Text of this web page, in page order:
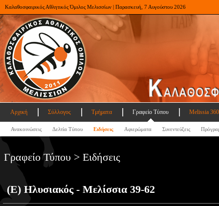
Καλαθοσφαιρικός Αθλητικός Όμιλος Μελισσίων | Παρασκευή, 7 Αυγούστου 2026
Αρχική Σύλλογος Τμήματα Γραφείο Τύπου Melissia
Ανακοινώσεις Δελτία Τύπου Ειδήσεις Αφιερώματα Συνεντεύξεις
Γραφείο Τύπου > Ειδήσεις
(Ε) Ηλυσιακός - Μελίσσια 39-62